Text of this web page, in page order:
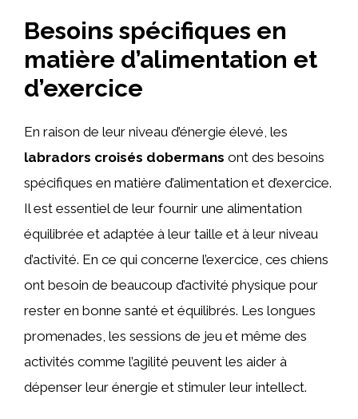
Besoins spécifiques en
matière d’alimentation et
d’exercice
En raison de leur niveau d’énergie élevé, les
labradors croisés dobermans ont des besoins
spécifiques en matière d’alimentation et d’exercice.
Il est essentiel de leur fournir une alimentation
équilibrée et adaptée à leur taille et à leur niveau
d’activité. En ce qui concerne l’exercice, ces chiens
ont besoin de beaucoup d’activité physique pour
rester en bonne santé et équilibrés. Les longues
promenades, les sessions de jeu et même des
activités comme l’agilité peuvent les aider à
dépenser leur énergie et stimuler leur intellect.